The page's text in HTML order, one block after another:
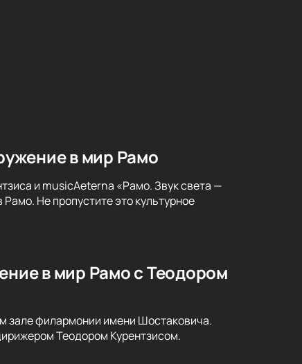
в мир Рамо
и musicAeterna «Рамо. Звук света —
Не пропустите это культурное
в мир Рамо с Теодором
зале филармонии имени Шостаковича.
Теодором Курентзисом.